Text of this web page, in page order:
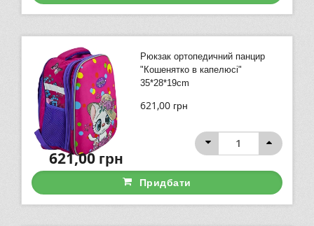
Рюкзак ортопедичний панцир
"Кошенятко в капелюсі"
35*28*19cm
621,00 грн
621,00грн
Придбати